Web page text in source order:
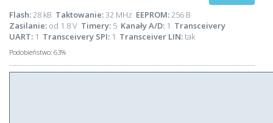
Flash:28 kB Taktowanie:32 MHz EEPROM:256 B
Zasilanie: od 1.8 V Timery: 5 Kanały A/D: 1 Transceivery
UART: 1 Transceivery SPI: 1 Transceiver LIN:tak
Podobieństwo: 63%